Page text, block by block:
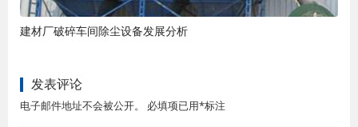
建材厂破碎车间除尘设备发展分析
发表评论
电子邮件地址不会被公开。 必填项已用*标注